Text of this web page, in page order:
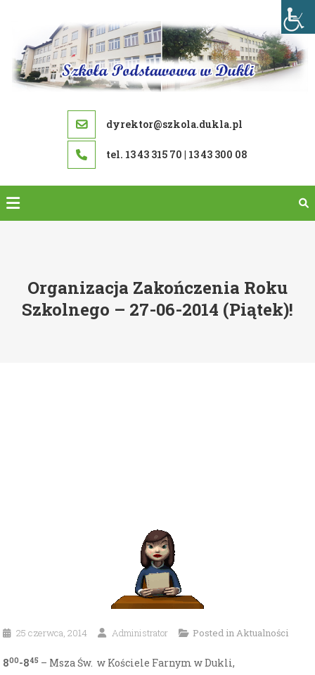
content
dyrektor@szkola.dukla.pl
tel. 13 43 315 70 | 13 43 300 08
Organizacja Zakończenia Roku
Szkolnego – 27-06-2014 (piątek)!
25 czerwca, 2014 Administrator Posted inAktualności
800-845 – Msza Św. w Kościele Farnym w Dukli,